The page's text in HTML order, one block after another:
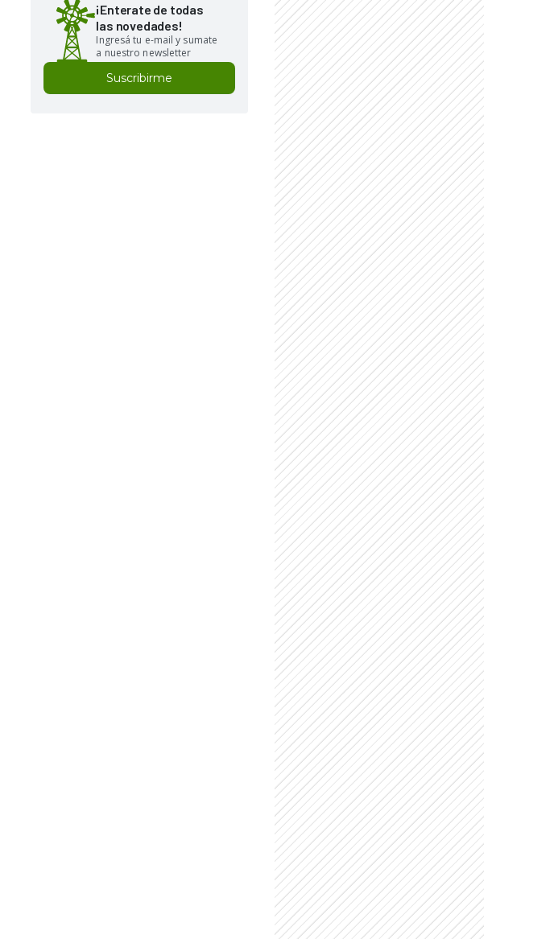
¡Enterate de todas
las novedades!
Ingresá tu e-mail y sumate
a nuestro newsletter
Suscribirme